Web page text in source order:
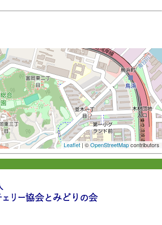
Leaflet | ©OpenStreetMapcontributors